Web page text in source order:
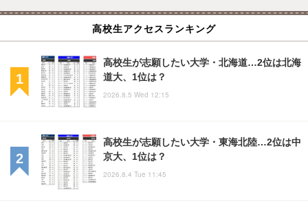
高校生アクセスランキング
高校生が志願したい大学・北海道…2位は北海
道大、1位は？
2026.8.5 Wed 12:15
高校生が志願したい大学・東海北陸…2位は中
京大、1位は？
2026.8.4 Tue 11:45